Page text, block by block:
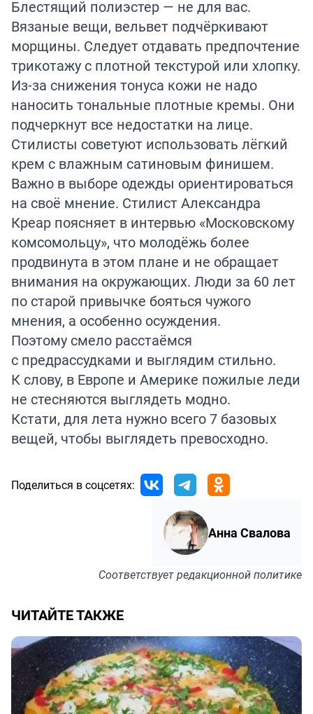
Блестящий полиэстер — не для вас.
Вязаные вещи, вельвет подчёркивают
морщины. Следует отдавать предпочтение
трикотажу с плотной текстурой или хлопку.
Из-за снижения тонуса кожи не надо
наносить тональные плотные кремы. Они
подчеркнут все недостатки на лице.
Стилисты советуют использовать лёгкий
крем с влажным сатиновым финишем.
Важно в выборе одежды ориентироваться
на своё мнение. Стилист Александра
Креар поясняет в интервью «Московскому
комсомольцу», что молодёжь более
продвинута в этом плане и не обращает
внимания на окружающих. Люди за 60 лет
по старой привычке бояться чужого
мнения, а особенно осуждения.
Поэтому смело расстаёмся
с предрассудками и выглядим стильно.
К слову, в Европе и Америке пожилые леди
не стесняются выглядеть модно.
Кстати, для лета нужно всего 7 базовых
вещей, чтобы выглядеть превосходно.
Поделиться в соцсетях:
Анна Свалова
Соответствуетредакционной политике
ЧИТАЙТЕ ТАКЖЕ